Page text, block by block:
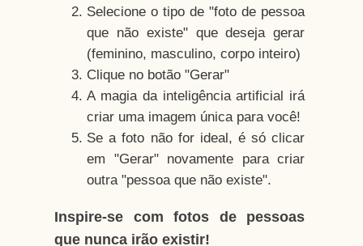
Selecione o tipo de "foto de pessoa
que não existe" que deseja gerar
(feminino, masculino, corpo inteiro)
Clique no botão "Gerar"
A magia da inteligência artificial irá
criar uma imagem única para você!
Se a foto não for ideal, é só clicar
em "Gerar" novamente para criar
outra "pessoa que não existe".
Inspire-se com fotos de pessoas
que nunca irão existir!